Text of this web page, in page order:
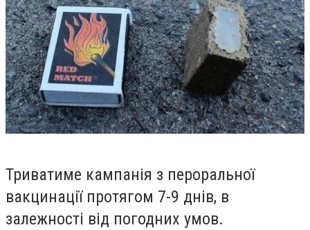
Триватиме кампанія з пероральної
вакцинації протягом 7-9 днів, в
залежності від погодних умов.